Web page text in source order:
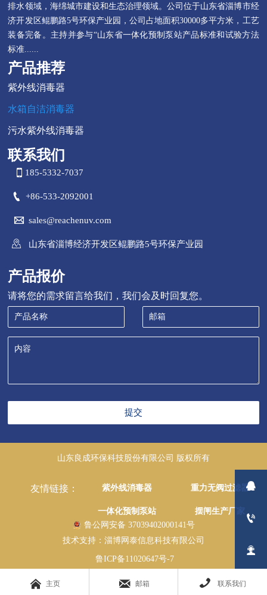
排水领域，海绵城市建设和生态治理领域。公司位于山东省淄博市经
济开发区鲲鹏路5号环保产业园，公司占地面积30000多平方米，工艺
装备完备。主持并参与“山东省一体化预制泵站产品标准和试验方法
标准......
产品推荐
紫外线消毒器
水箱自洁消毒器
污水紫外线消毒器
联系我们
 185-5332-7037
 +86-533-2092001
 sales@reachenuv.com
 山东省淄博经济开发区鲲鹏路5号环保产业园
产品报价
请将您的需求留言给我们，我们会及时回复您。
提交
山东良成环保科技股份有限公司 版权所有
友情链接： 紫外线消毒器 重力无阀过滤器
一体化预制泵站
摆闸生产厂家
鲁公网安备 37039402000141号
技术支持：淄博网泰信息科技有限公司
鲁ICP备11020647号-7
 主页  邮箱  联系我们



